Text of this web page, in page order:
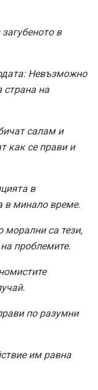
в
Невъзможно
страна на
салам и
как се прави и
в
в минало време.
са тези,
проблемите.
по разумни
им равна